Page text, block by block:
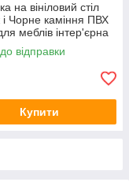
на вініловий стіл
Чорне каміння ПВХ
меблів інтер'єрна
600х1200 мм
відправки
Купити